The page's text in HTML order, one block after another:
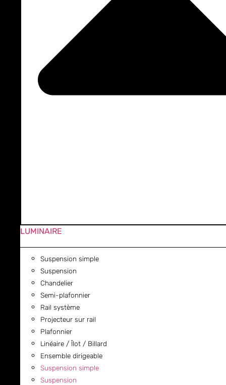
LUMINAIRE
Suspension simple
Suspension
Chandelier
Semi-plafonnier
Rail système
Projecteur sur rail
Plafonnier
Linéaire / Îlot / Billard
Ensemble dirigeable
Suspension simple
Suspension